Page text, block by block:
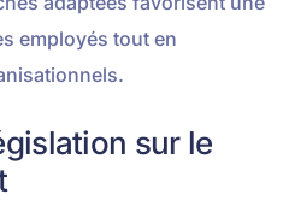
employés tout en
sur le